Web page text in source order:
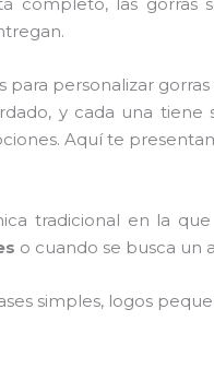
personalizar gorras
y cada una
Aquí te
tradicional en la que
o cuando se busca un
simples, logos